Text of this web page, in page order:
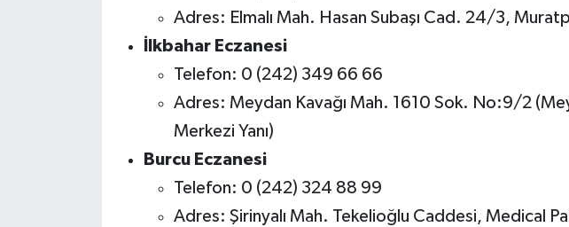
Adres: Elmalı Mah. Hasan Subaşı Cad. 24/3,
İlkbahar Eczanesi
Telefon: 0 (242) 349 66 66
Adres: Meydan Kavağı Mah. 1610 Sok. No:9/2
Merkezi Yanı)
Burcu Eczanesi
Telefon: 0 (242) 324 88 99
Adres: Şirinyalı Mah. Tekelioğlu Caddesi, Medical